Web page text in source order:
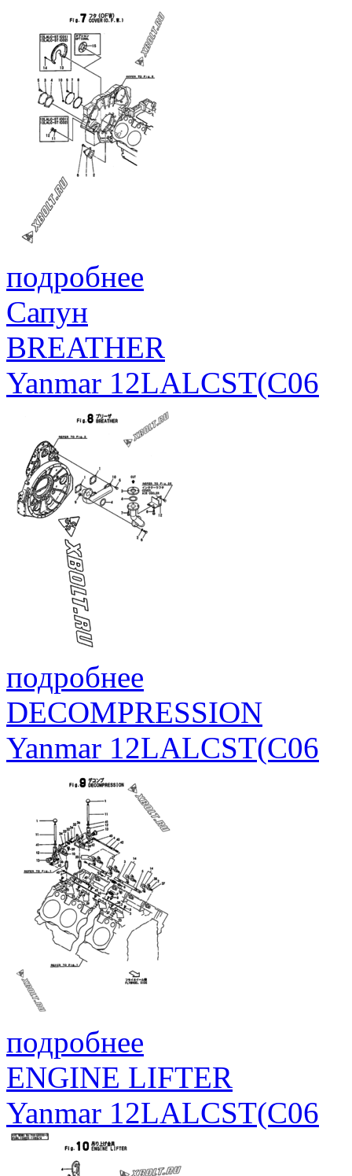
подробнее
Сапун
BREATHER
Yanmar 12LALCST(C06
подробнее
DECOMPRESSION
Yanmar 12LALCST(C06
подробнее
ENGINE LIFTER
Yanmar 12LALCST(C06